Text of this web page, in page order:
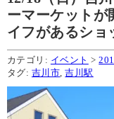
ーマーケットが
イフがあるショ
カテゴリ: イベント >
タグ: 吉川市,吉川駅